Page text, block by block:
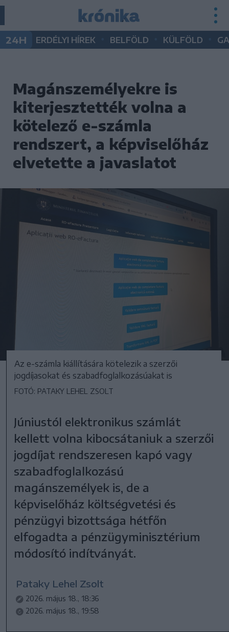
24H ERDÉLYI HÍREK BELFÖLD KÜLFÖLD
Magánszemélyekre is
kiterjesztették volna a
kötelező e-számla
rendszert, a képviselőház
elvetette a javaslatot
Az e-számla kiállítására kötelezik a szerzői
jogdíjasokat és szabadfoglalkozásúakat is
FOTÓ: PATAKY LEHEL ZSOLT
Júniustól elektronikus számlát
kellett volna kibocsátaniuk a szerzői
jogdíjat rendszeresen kapó vagy
szabadfoglalkozású
magánszemélyek is, de a
képviselőház költségvetési és
pénzügyi bizottsága hétfőn
elfogadta a pénzügyminisztérium
módosító indítványát.
Pataky Lehel Zsolt
2026. május 18., 18:36
2026. május 18., 19:58